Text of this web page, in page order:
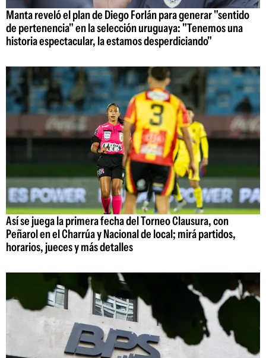
Manta reveló el plan de Diego Forlán para generar "sentido
de pertenencia" en la selección uruguaya: "Tenemos una
historia espectacular, la estamos desperdiciando"
Así se juega la primera fecha del Torneo Clausura, con
Peñarol en el Charrúa y Nacional de local; mirá partidos,
horarios, jueces y más detalles